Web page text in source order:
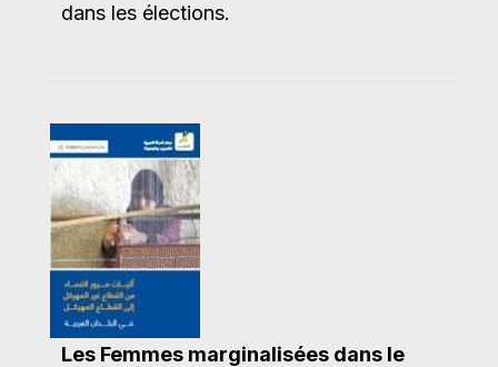
dans les élections.
Les Femmes marginalisées dans le